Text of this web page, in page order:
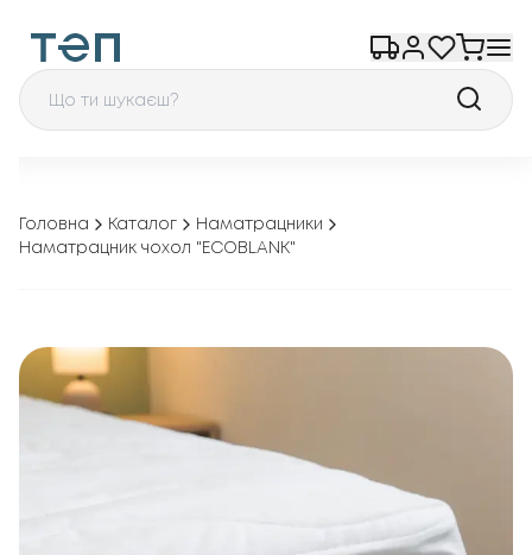
Головна Каталог
Наматрацники
Наматрацник чохол "ECOBLANK"